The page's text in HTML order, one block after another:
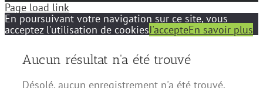
Aucun résultat n'a été trouvé
Désolé, aucun enregistrement n'a été trouvé.
Page load link
En poursuivant votre navigation sur ce site, vous
acceptez l'utilisation de cookiesJ'accepteEn savoir plus